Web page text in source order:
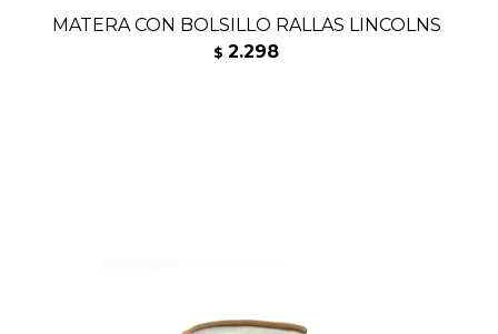
MATERA CON BOLSILLO RALLAS LINCOLNS
$ 2.298